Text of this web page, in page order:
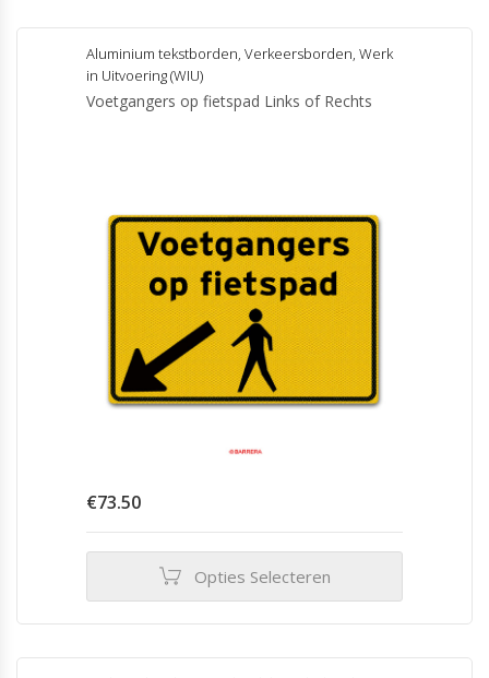
Aluminium tekstborden, Verkeersborden, Werk
in Uitvoering (WIU)
Voetgangers op fietspad Links of Rechts
€73.50
Opties Selecteren
heeft